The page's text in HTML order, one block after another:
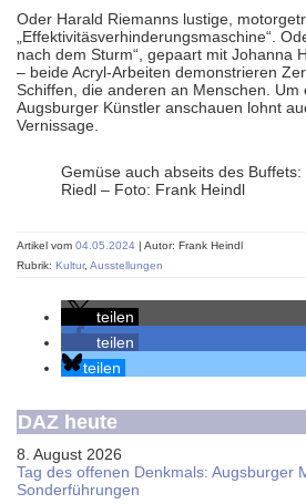
Oder Harald Riemanns lustige,
„Effektivitäsverhinderungsmaschine“.
nach dem Sturm“, gepaart mit Johanna
– beide Acryl-Arbeiten demonstrieren
Schiffen, die anderen an Menschen. Um
Augsburger Künstler anschauen lohnt
Vernissage.
Gemüse auch abseits des Buffets:
Riedl – Foto: Frank Heindl
Artikel vom 04.05.2024 | Autor: Frank Heindl
Rubrik: Kultur, Ausstellungen
teilen
teilen
teilen
DAZ heute
8. August 2026
Tag des offenen Denkmals: Augsburger
Sonderführungen